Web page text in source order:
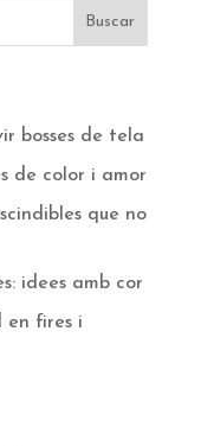
Buscar
bosses de tela
de color i amor
que no
idees amb cor
en fires i